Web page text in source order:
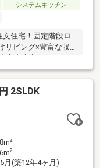
システムキッチン
住宅！固定階段ロ
リビング×豊富な収
況優先と致しま
2SLDK
2
2
月(築12年4ヶ月)